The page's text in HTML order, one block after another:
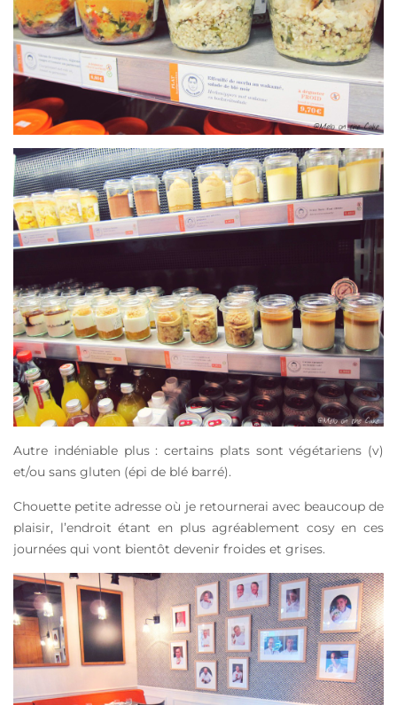
Autre indéniable plus : certains plats sont végétariens (v)
et/ou sans gluten (épi de blé barré).
Chouette petite adresse où je retournerai avec beaucoup de
plaisir, l’endroit étant en plus agréablement cosy en ces
journées qui vont bientôt devenir froides et grises.